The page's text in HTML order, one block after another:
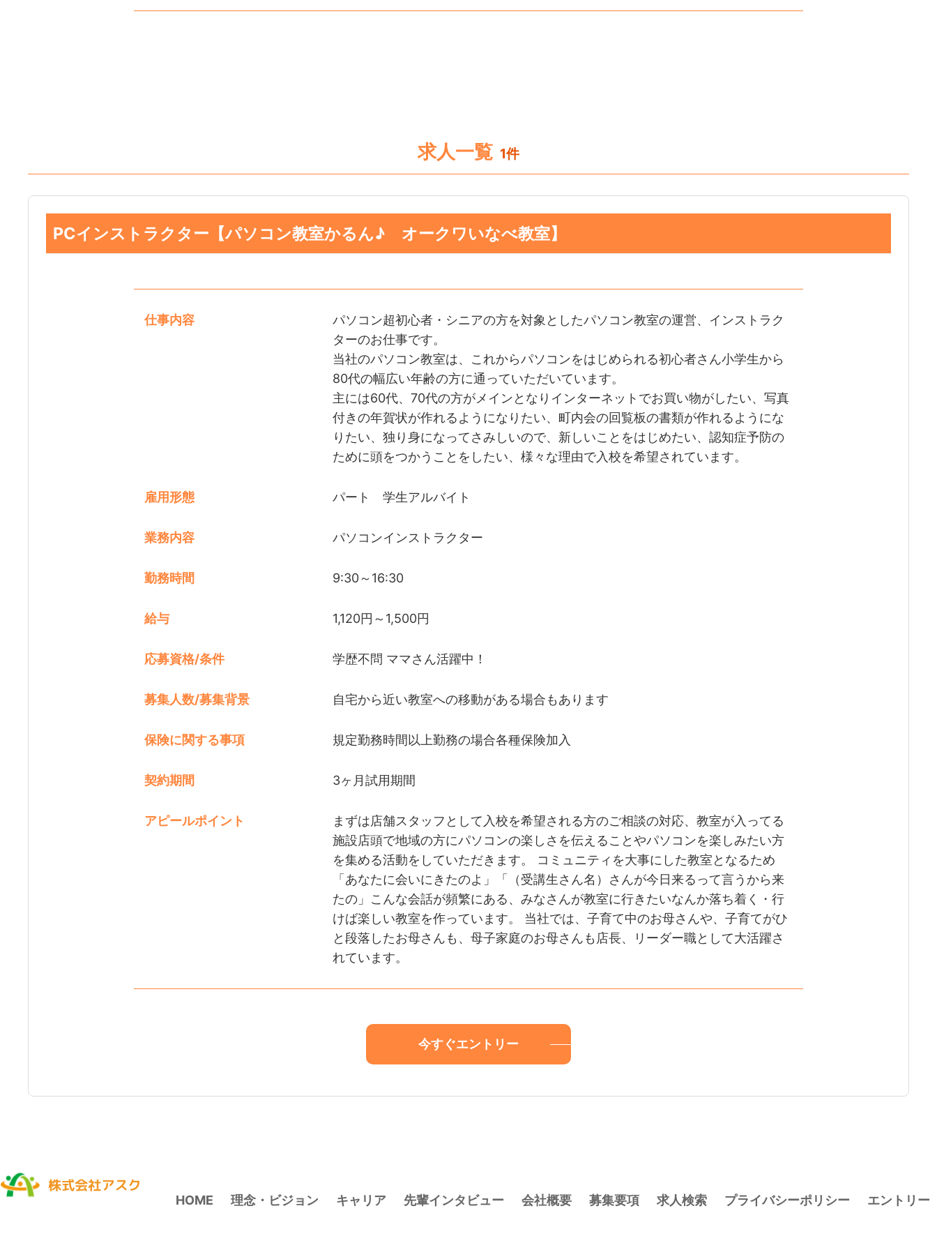
求人一覧 1件
PCインストラクター【パソコン教室かるん♪ オークワいなべ教室】
仕事内容
パソコン超初心者・シニアの方を対象としたパソコン教室の運営、インストラク
ターのお仕事です。
当社のパソコン教室は、これからパソコンをはじめられる初心者さん小学生から
80代の幅広い年齢の方に通っていただいています。
主には60代、70代の方がメインとなりインターネットでお買い物がしたい、写真
付きの年賀状が作れるようになりたい、町内会の回覧板の書類が作れるようにな
りたい、独り身になってさみしいので、新しいことをはじめたい、認知症予防の
ために頭をつかうことをしたい、様々な理由で入校を希望されています。
雇用形態 パート 学生アルバイト
業務内容 パソコンインストラクター
勤務時間 9:30～16:30
給与 1,120円～1,500円
応募資格/条件 学歴不問 ママさん活躍中！
募集人数/募集背景 自宅から近い教室への移動がある場合もあります
保険に関する事項 規定勤務時間以上勤務の場合各種保険加入
契約期間 3ヶ月試用期間
アピールポイント
まずは店舗スタッフとして入校を希望される方のご相談の対応、教室が入ってる
施設店頭で地域の方にパソコンの楽しさを伝えることやパソコンを楽しみたい方
を集める活動をしていただきます。 コミュニティを大事にした教室となるため
「あなたに会いにきたのよ」「（受講生さん名）さんが今日来るって言うから来
たの」こんな会話が頻繁にある、みなさんが教室に行きたいなんか落ち着く・行
けば楽しい教室を作っています。 当社では、子育て中のお母さんや、子育てがひ
と段落したお母さんも、母子家庭のお母さんも店長、リーダー職として大活躍さ
れています。
今すぐエントリー
HOME 理念・ビジョン キャリア 先輩インタビュー 会社概要 募集要項 求人検索 プライバシーポリシー エントリー